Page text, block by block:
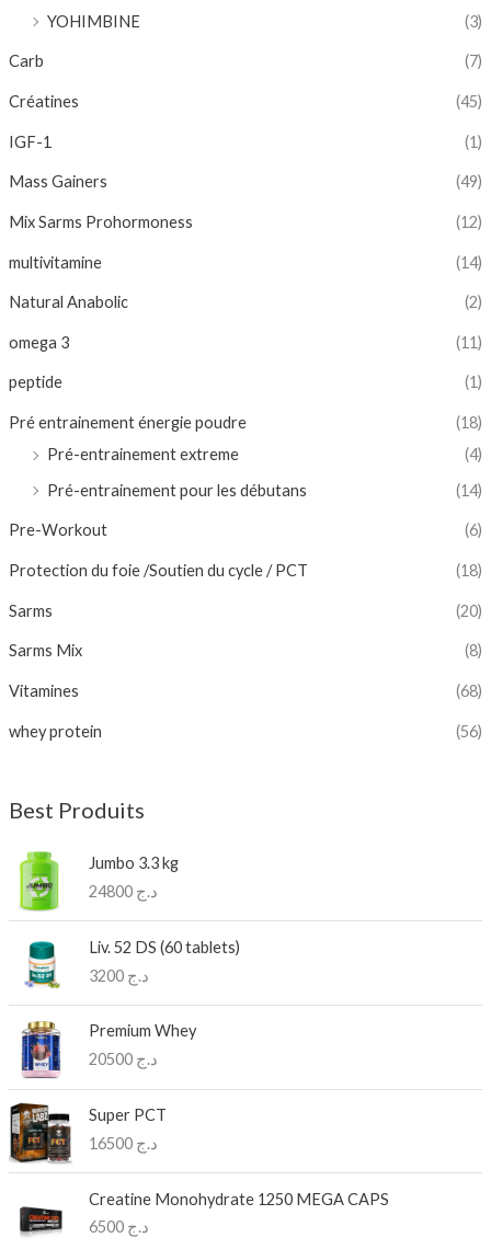
YOHIMBINE
(3)
Carb (7)
Créatines (45)
IGF-1 (1)
Mass Gainers (49)
Mix Sarms Prohormoness (12)
multivitamine (14)
Natural Anabolic (2)
omega 3 (11)
peptide (1)
Pré entrainement énergie poudre
(18)
Pré-entrainement extreme
(4)
Pré-entrainement pour les débutans
(14)
Pre-Workout (6)
Protection du foie /Soutien du cycle / PCT (18)
Sarms (20)
Sarms Mix (8)
Vitamines (68)
whey protein (56)
Best Produits
Jumbo 3.3 kg
د.ج 24800
Liv. 52 DS (60 tablets)
د.ج 3200
Premium Whey
د.ج 20500
Super PCT
د.ج 16500
Creatine Monohydrate 1250 MEGA CAPS
د.ج 6500